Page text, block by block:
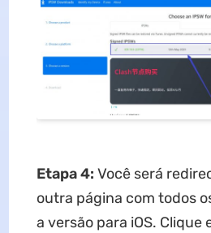
Etapa4: Você será
outra página com todos
a versão para iOS. Clique